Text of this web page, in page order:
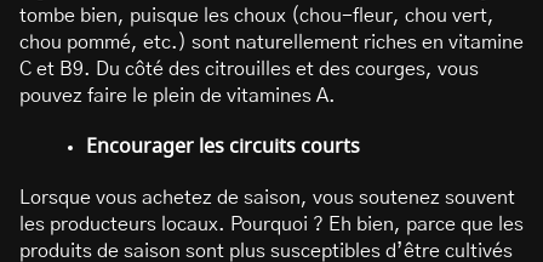
tombe bien, puisque les choux (chou-fleur, chou vert,
chou pommé, etc.) sont naturellement riches en vitamine
C et B9. Du côté des citrouilles et des courges, vous
pouvez faire le plein de vitamines A.
Encourager les circuits courts
Lorsque vous achetez de saison, vous soutenez souvent
les producteurs locaux. Pourquoi ? Eh bien, parce que les
produits de saison sont plus susceptibles d’être cultivés